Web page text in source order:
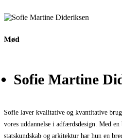
Mød
Sofie Martine
Sofie laver kvalitative og kvantitative
vores uddannelse i adfærdsdesign. Med
statskundskab og arkitektur har hun en